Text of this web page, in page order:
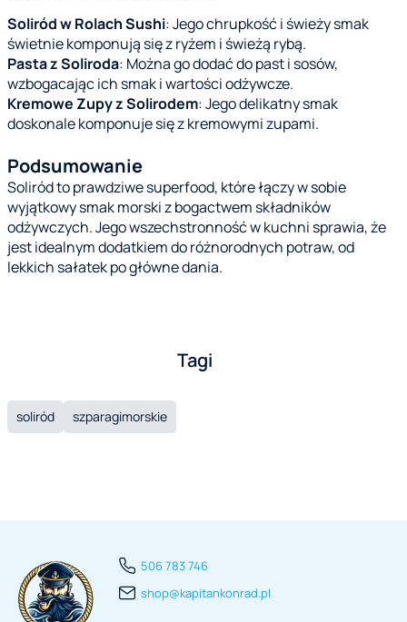
Soliród w Rolach Sushi: Jego chrupkość i świeży smak
świetnie komponują się z ryżem i świeżą rybą.
Pasta z Soliroda: Można go dodać do past i sosów,
wzbogacając ich smak i wartości odżywcze.
Kremowe Zupy z Solirodem: Jego delikatny smak
doskonale komponuje się z kremowymi zupami.
Podsumowanie
Soliród to prawdziwe superfood, które łączy w sobie
wyjątkowy smak morski z bogactwem składników
odżywczych. Jego wszechstronność w kuchni sprawia, że
jest idealnym dodatkiem do różnorodnych potraw, od
lekkich sałatek po główne dania.
Tagi
soliród szparagimorskie
506 783 746
shop@kapitankonrad.pl